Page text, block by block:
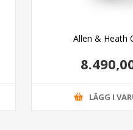
Allen & Heath
LÄGG I